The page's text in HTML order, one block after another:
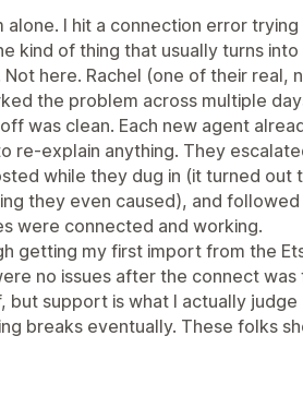
I hit a connection error trying
kind of thing that usually turns
here. Rachel (one of their real,
the problem across multiple
was clean. Each new agent
re-explain anything. They
while they dug in (it turned out
they even caused), and followed
were connected and working.
getting my first import from the
no issues after the connect was
but support is what I actually judge
breaks eventually. These folks